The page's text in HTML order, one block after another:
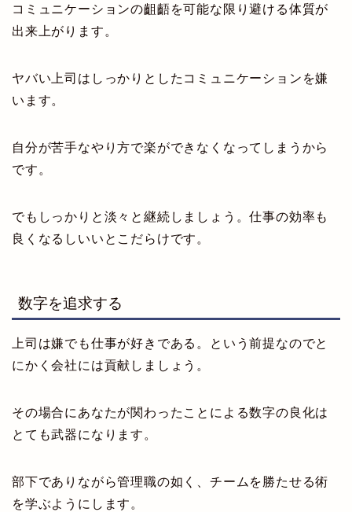
コミュニケーションの齟齬を可能な限り避ける体質が
出来上がります。
ヤバい上司はしっかりとしたコミュニケーションを嫌
います。
自分が苦手なやり方で楽ができなくなってしまうから
です。
でもしっかりと淡々と継続しましょう。仕事の効率も
良くなるしいいとこだらけです。
数字を追求する
上司は嫌でも仕事が好きである。という前提なのでと
にかく会社には貢献しましょう。
その場合にあなたが関わったことによる数字の良化は
とても武器になります。
部下でありながら管理職の如く、チームを勝たせる術
を学ぶようにします。